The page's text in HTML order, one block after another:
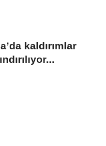
kaldırımlar